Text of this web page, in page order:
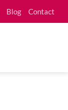
Blog Contact